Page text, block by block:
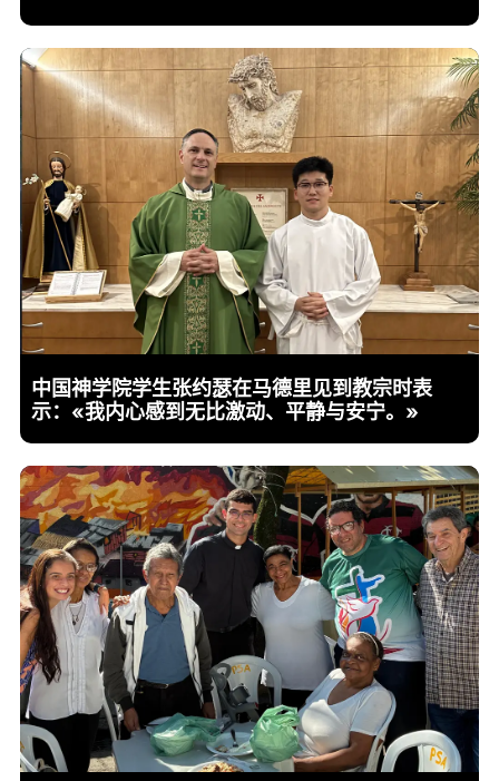
中国神学院学生张约瑟在马德里见到教宗时表
示：«我内心感到无比激动、平静与安宁。»